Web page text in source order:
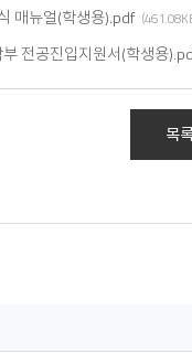
매뉴얼(학생용).pdf
전공진입지원서(학생용
목